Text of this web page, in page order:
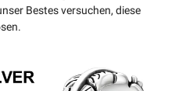
Bestes versuchen, diese